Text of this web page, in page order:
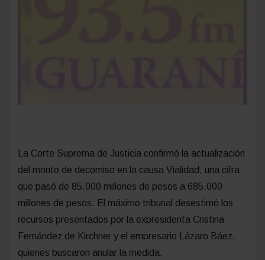
La Corte Suprema de Justicia confirmó la actualización
del monto de decomiso en la causa Vialidad, una cifra
que pasó de 85.000 millones de pesos a 685.000
millones de pesos. El máximo tribunal desestimó los
recursos presentados por la expresidenta Cristina
Fernández de Kirchner y el empresario Lázaro Báez,
quienes buscaron anular la medida.